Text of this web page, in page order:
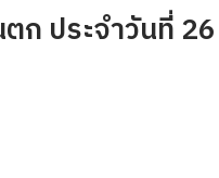
ก ประจำวันที่ 26